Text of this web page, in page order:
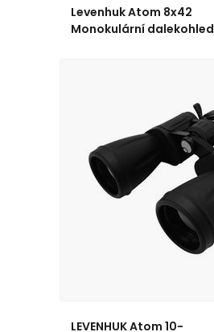
Levenhuk Atom 8x42
Monokulární dalekohled
LEVENHUK Atom 10-